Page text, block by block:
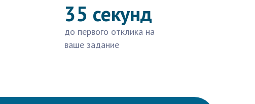
35 секунд
до первого отклика на
ваше задание